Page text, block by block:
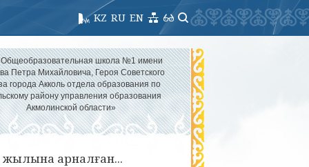
EN
RU
KZ
школа №1 имени
Петра Михайловича, Героя Советского
города Акколь отдела образования по
району управления образования
Акмолинской области»
жылына арналған...